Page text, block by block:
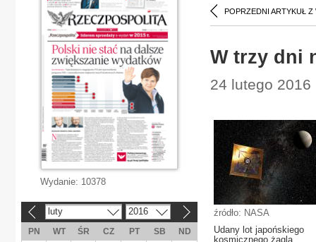
POPRZEDNI ARTYKUŁ Z
W trzy dni
24 lutego
źródło: NASA
Udany lot japońskiego
kosmicznego żagla
Wydanie: 10378
luty 2016
PN WT ŚR CZ PT SB
ND